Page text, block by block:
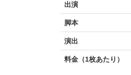
出演
脚本
演出
料金（1枚あたり）